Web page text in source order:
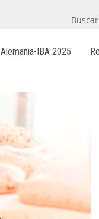
Alemania-IBA 2025